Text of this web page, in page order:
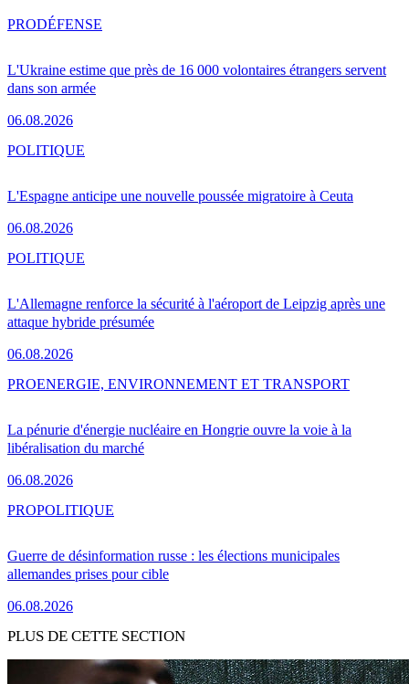
L'Ukraine estime que près de 16 000 volontaires étrangers servent
dans son armée
06.08.2026
PRODÉFENSE
L'Espagne anticipe une nouvelle poussée migratoire à Ceuta
06.08.2026
POLITIQUE
L'Allemagne renforce la sécurité à l'aéroport de Leipzig après une
attaque hybride présumée
06.08.2026
POLITIQUE
La pénurie d'énergie nucléaire en Hongrie ouvre la voie à la
libéralisation du marché
06.08.2026
PROENERGIE, ENVIRONNEMENT ET TRANSPORT
Guerre de désinformation russe : les élections municipales
allemandes prises pour cible
06.08.2026
PROPOLITIQUE
PLUS DE CETTE SECTION